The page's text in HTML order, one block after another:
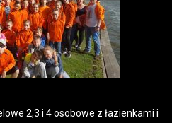
2,3 i 4 osobowe z łazienkami i